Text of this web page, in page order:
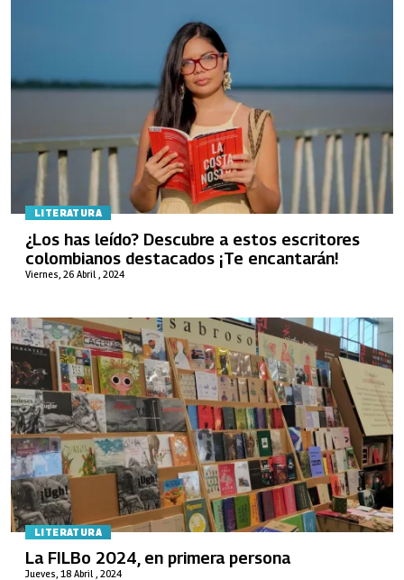
LITERATURA
Viernes, 26 Abril , 2024
¿Los has leído? Descubre a estos escritores
colombianos destacados ¡Te encantarán!
LITERATURA
Jueves, 18 Abril , 2024
La FILBo 2024, en primera persona